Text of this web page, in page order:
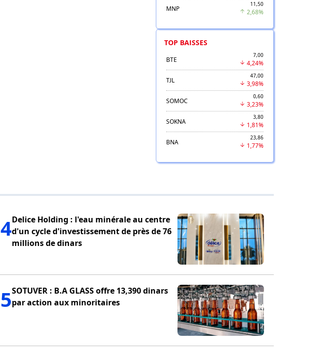
MNP
11,50
2,68%
TOP BAISSES
BTE
7,00
4,24%
TJL
47,00
3,98%
SOMOC
0,60
3,23%
SOKNA
3,80
1,81%
BNA
23,86
1,77%
4Delice Holding : l'eau minérale au centre
d'un cycle d'investissement de près de 76
millions de dinars
5SOTUVER : B.A GLASS offre 13,390 dinars
par action aux minoritaires